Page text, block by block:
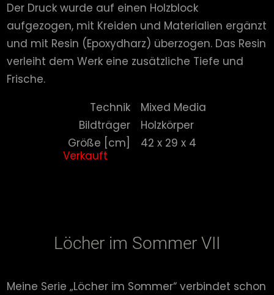
Der Druck wurde auf einen Holzblock
aufgezogen, mit Kreiden und Materialien ergänzt
und mit Resin (Epoxydharz) überzogen. Das Resin
verleiht dem Werk eine zusätzliche Tiefe und
Frische.
Technik
Mixed Media
Bildträger
Holzkörper
Größe [cm]
42 x 29 x 4
Verkauft
Löcher im Sommer VII
Meine Serie „Löcher im Sommer“ verbindet schon